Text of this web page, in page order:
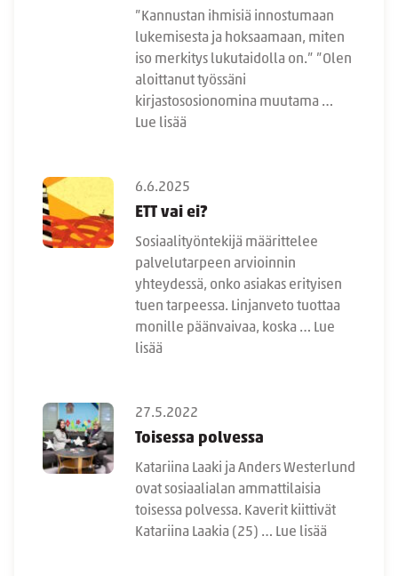
”Kannustan ihmisiä innostumaan
lukemisesta ja hoksaamaan, miten
iso merkitys lukutaidolla on.” ”Olen
aloittanut työssäni
kirjastososionomina muutama …
Lue lisää
6.6.2025
ETT vai ei?
Sosiaalityöntekijä määrittelee
palvelutarpeen arvioinnin
yhteydessä, onko asiakas erityisen
tuen tarpeessa. Linjanveto tuottaa
monille päänvaivaa, koska … Lue
lisää
27.5.2022
Toisessa polvessa
Katariina Laaki ja Anders Westerlund
ovat sosiaalialan ammattilaisia
toisessa polvessa. Kaverit kiittivät
Katariina Laakia (25) … Lue lisää